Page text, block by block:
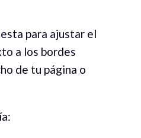
para ajustar el
a los bordes
de tu página o